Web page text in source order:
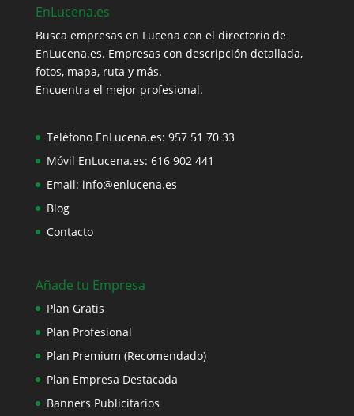
EnLucena.es
Busca empresas en Lucena con el directorio de
EnLucena.es. Empresas con descripción detallada,
fotos, mapa, ruta y más.
Encuentra el mejor profesional.
Teléfono EnLucena.es: 957 51 70 33
Móvil EnLucena.es: 616 902 441
Email: info@enlucena.es
Blog
Contacto
Añade tu Empresa
Plan Gratis
Plan Profesional
Plan Premium (Recomendado)
Plan Empresa Destacada
Banners Publicitarios